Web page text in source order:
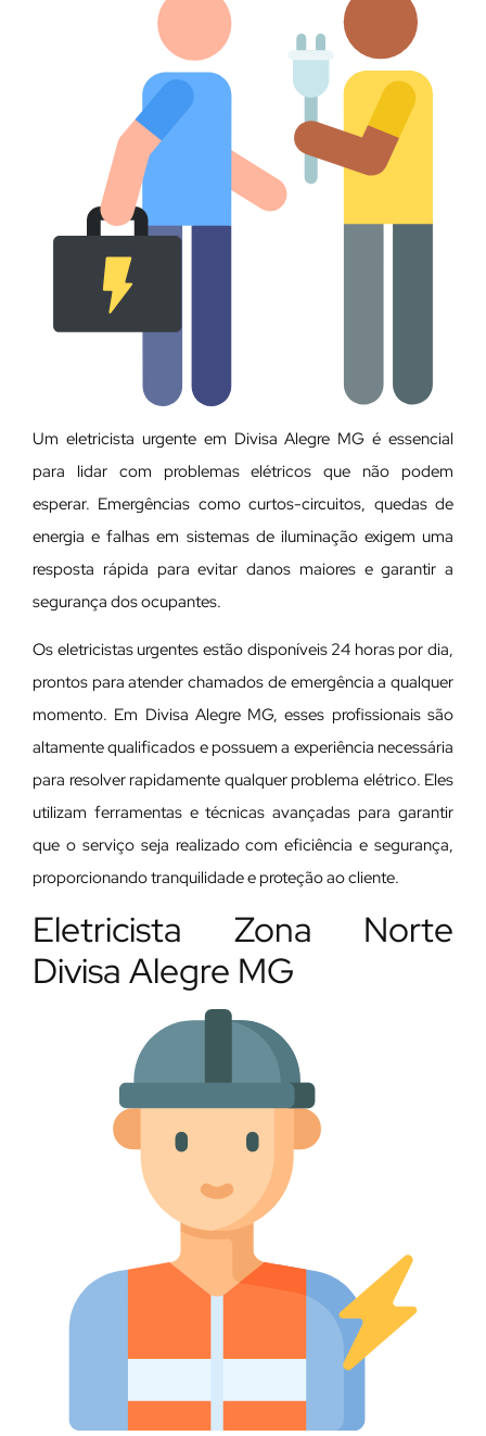
Um eletricista urgente em Divisa Alegre MG é essencial
para lidar com problemas elétricos que não podem
esperar. Emergências como curtos-circuitos, quedas de
energia e falhas em sistemas de iluminação exigem uma
resposta rápida para evitar danos maiores e garantir a
segurança dos ocupantes.
Os eletricistas urgentes estão disponíveis 24 horas por dia,
prontos para atender chamados de emergência a qualquer
momento. Em Divisa Alegre MG, esses profissionais são
altamente qualificados e possuem a experiência necessária
para resolver rapidamente qualquer problema elétrico. Eles
utilizam ferramentas e técnicas avançadas para garantir
que o serviço seja realizado com eficiência e segurança,
proporcionando tranquilidade e proteção ao cliente.
Eletricista Zona Norte
Divisa Alegre MG